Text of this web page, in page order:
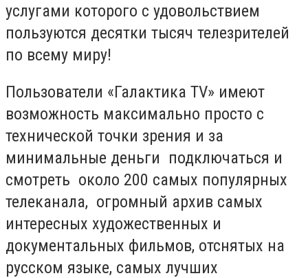
услугами которого с удовольствием
пользуются десятки тысяч телезрителей
по всему миру!
Пользователи «Галактика TV» имеют
возможность максимально просто с
технической точки зрения и за
минимальные деньги подключаться и
смотреть около 200 самых популярных
телеканала, огромный архив самых
интересных художественных и
документальных фильмов, отснятых на
русском языке, самых лучших